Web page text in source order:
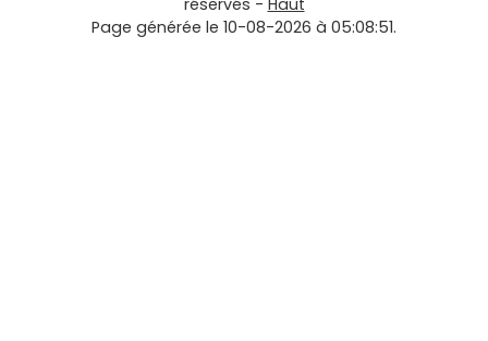
réservés - Haut
Page générée le 10-08-2026 à 05:08:51.